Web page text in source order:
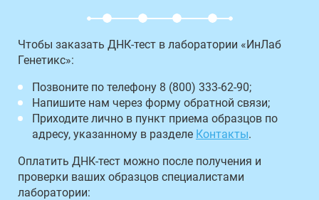
Чтобы заказать ДНК-тест в лаборатории «ИнЛаб
Генетикс»:
Позвоните по телефону 8 (800) 333-62-90;
Напишите нам через форму обратной связи;
Приходите лично в пункт приема образцов по
адресу, указанному в разделе Контакты.
Оплатить ДНК-тест можно после получения и
проверки ваших образцов специалистами
лаборатории: